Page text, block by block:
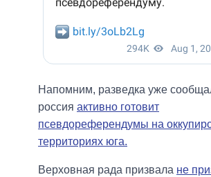
Напомним, разведка уже
россия активно готовит
псевдореферендумы на
территориях юга.
Верховная рада призвала не